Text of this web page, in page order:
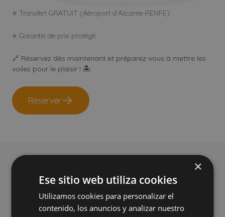
⭐ Transfert GRATUIT (Aéroport d'Alicante-RENFE)
⭐ Garantie de prix protégé
🔗 Réservez dès maintenant et préparez-vous à mettre les
voiles pour le plaisir ! 🏝️
Réserver
CONDITIONS
Conditions de l'offre
×
Ese sitio web utiliza cookies
Utilizamos cookies para personalizar el
contenido, los anuncios y analizar nuestro